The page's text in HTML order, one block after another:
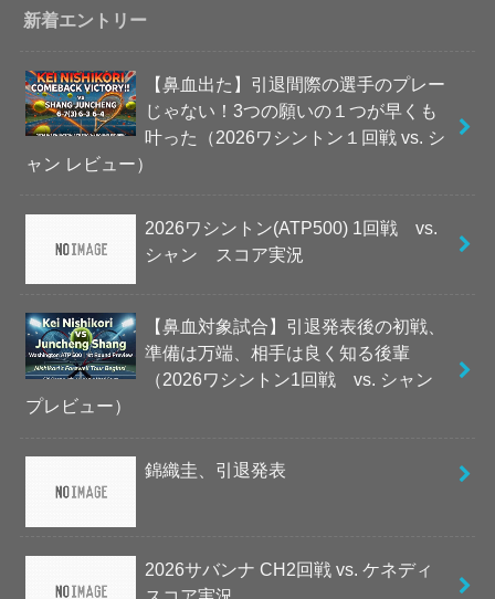
新着エントリー
【鼻血出た】引退間際の選手のプレー
じゃない！3つの願いの１つが早くも
叶った（2026ワシントン１回戦 vs. シ
ャン レビュー）
2026ワシントン(ATP500) 1回戦 vs.
シャン スコア実況
【鼻血対象試合】引退発表後の初戦、
準備は万端、相手は良く知る後輩
（2026ワシントン1回戦 vs. シャン
プレビュー）
錦織圭、引退発表
2026サバンナ CH2回戦 vs. ケネディ